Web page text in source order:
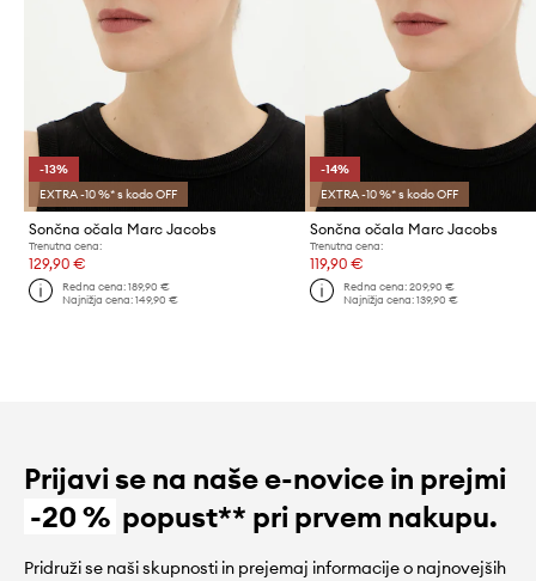
-13%
EXTRA -10 %* s kodo OFF
Sončna očala Marc Jacobs
Trenutna cena:
129,90 €
Redna cena:189,90 €
Najnižja cena:149,90 €
-14%
EXTRA -10 %* s kodo OFF
Sončna očala Marc Jacobs
Trenutna cena:
119,90 €
Redna cena: 209,90 €
Najnižja cena: 139,90 €
Prijavi se na naše e-novice in prejmi
-20 % popust** pri prvem nakupu.
Pridruži se naši skupnosti in prejemaj informacije o najnovejših